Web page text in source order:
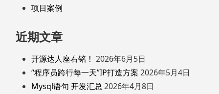
项目案例
近期文章
开源达人座右铭！ 2026年6月5日
“程序员跨行每一天”IP打造方案 2026年5月4日
Mysql语句 开发汇总 2026年4月8日